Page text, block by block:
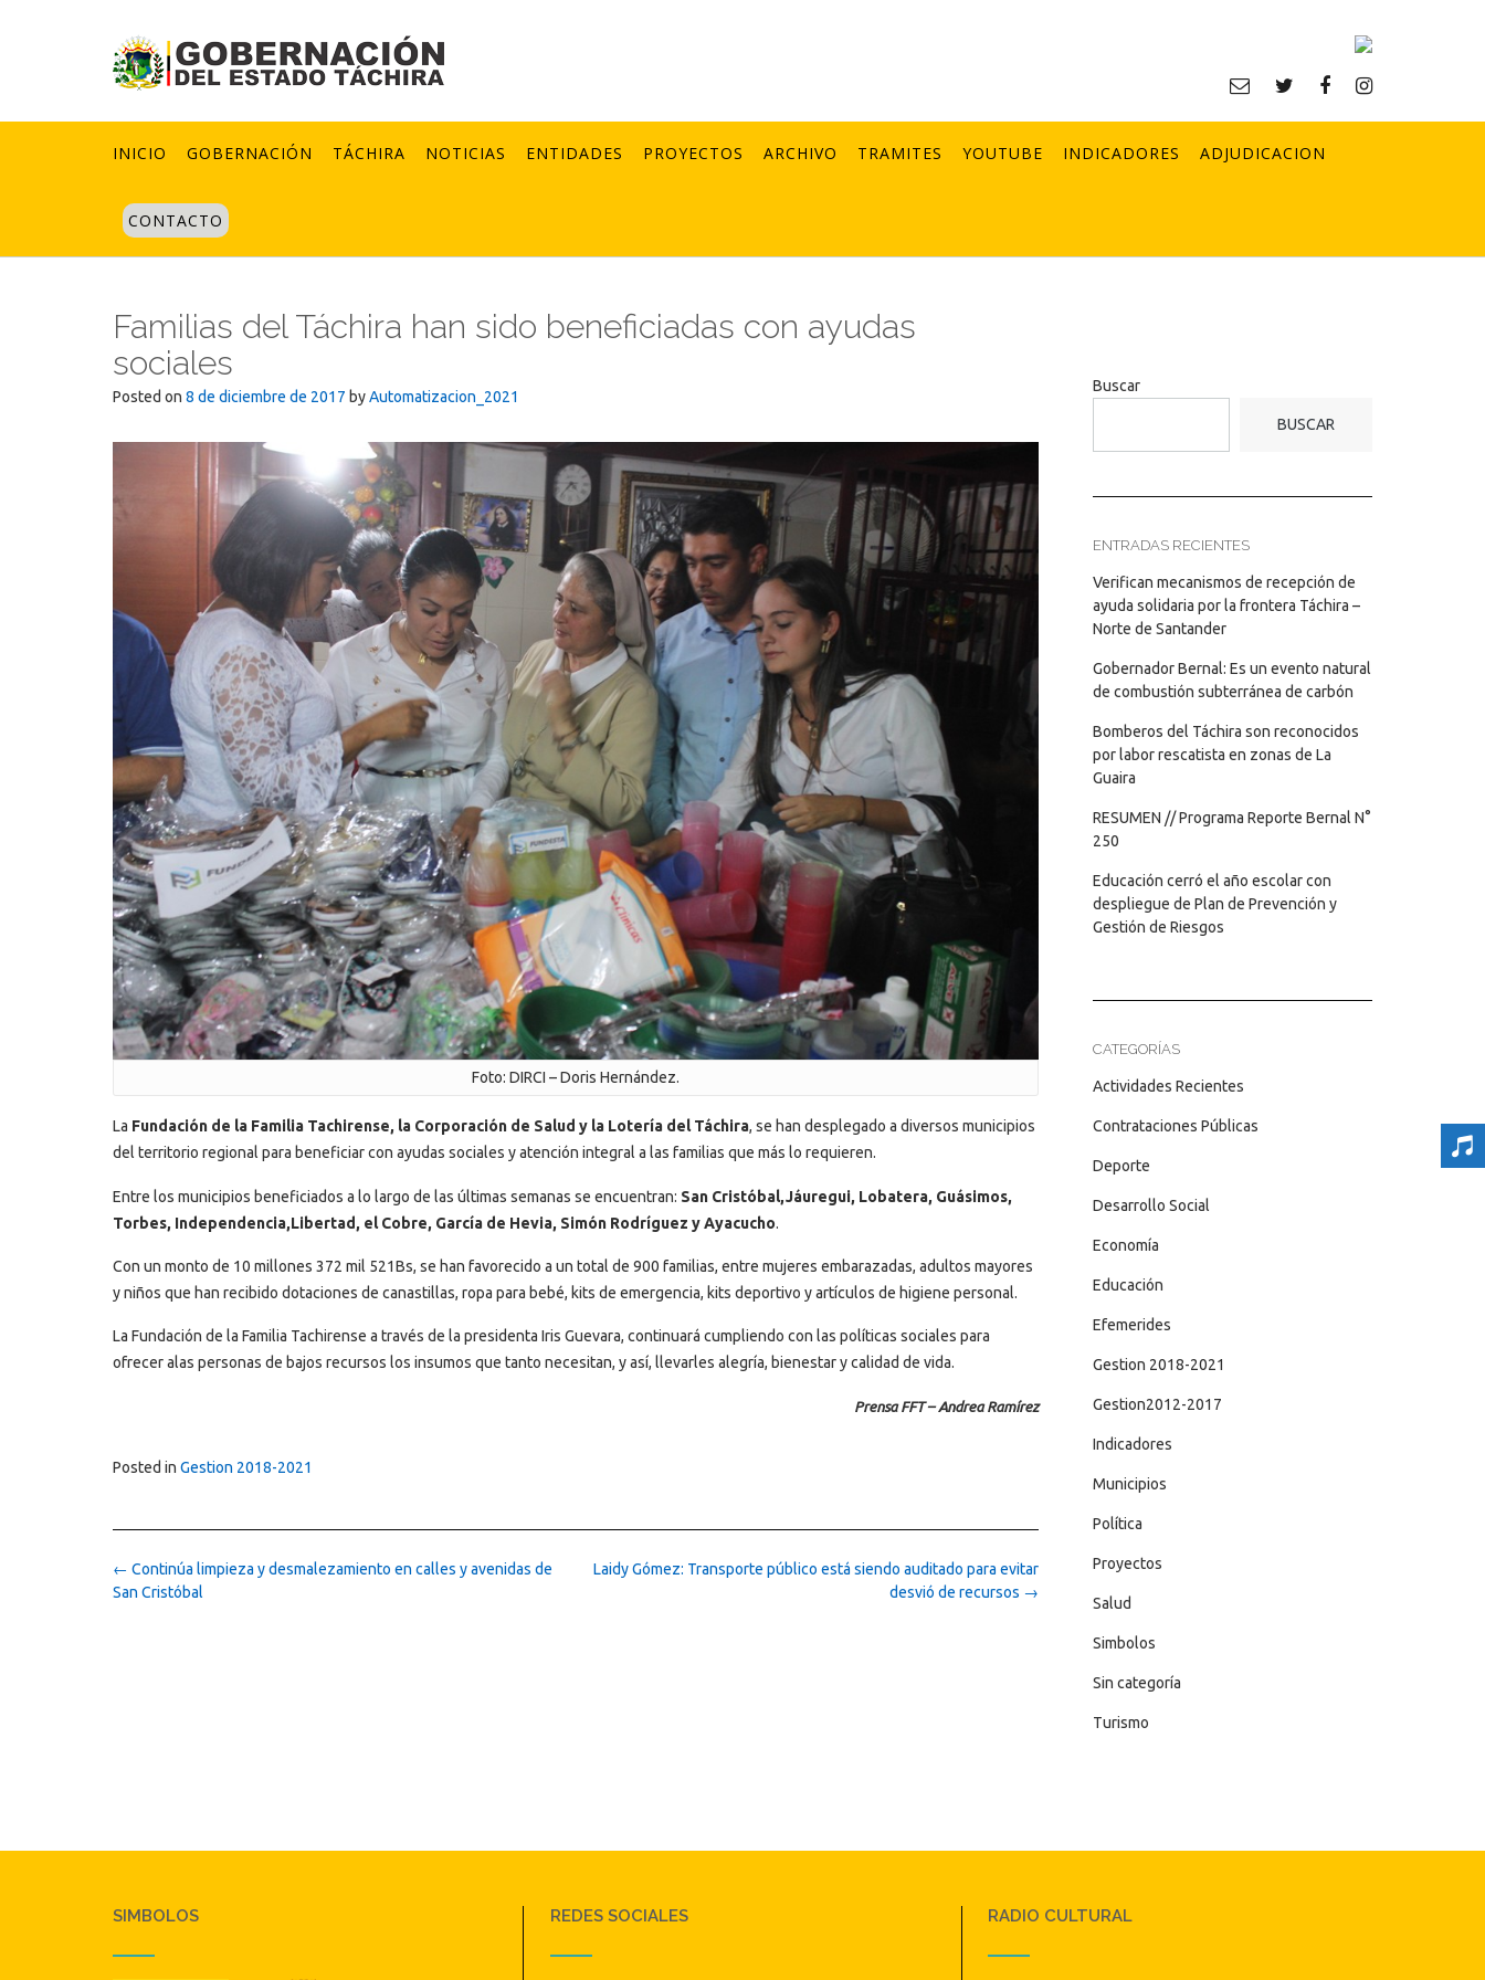
INICIO GOBERNACIÓN TÁCHIRA NOTICIAS ENTIDADES PROYECTOS ARCHIVO TRAMITES YOUTUBE INDICADORES ADJUDICACION
CONTACTO
Familias del Táchira han sido beneficiadas con ayudas
sociales
Posted on 8 de diciembre de 2017 byAutomatizacion_2021
Foto: DIRCI – Doris Hernández.
La Fundación de la Familia Tachirense, la Corporación de Salud y la Lotería del Táchira, se han desplegado a diversos municipios
del territorio regional para beneficiar con ayudas sociales y atención integral a las familias que más lo requieren.
Entre los municipios beneficiados a lo largo de las últimas semanas se encuentran: San Cristóbal,Jáuregui, Lobatera, Guásimos,
Torbes, Independencia,Libertad, el Cobre, García de Hevia, Simón Rodríguez y Ayacucho.
Con un monto de 10 millones 372 mil 521Bs, se han favorecido a un total de 900 familias, entre mujeres embarazadas, adultos mayores
y niños que han recibido dotaciones de canastillas, ropa para bebé, kits de emergencia, kits deportivo y artículos de higiene personal.
La Fundación de la Familia Tachirense a través de la presidenta Iris Guevara, continuará cumpliendo con las políticas sociales para
ofrecer alas personas de bajos recursos los insumos que tanto necesitan, y así, llevarles alegría, bienestar y calidad de vida.
Prensa FFT – Andrea Ramírez
Posted in Gestion 2018-2021
Post
navigation
Laidy Gómez: Transporte público está siendo auditado para evitar
desvió de recursos →
← Continúa limpieza y desmalezamiento en calles y avenidas de
San Cristóbal
Buscar
BUSCAR
ENTRADAS RECIENTES
Verifican mecanismos de recepción de
ayuda solidaria por la frontera Táchira –
Norte de Santander
Gobernador Bernal: Es un evento natural
de combustión subterránea de carbón
Bomberos del Táchira son reconocidos
por labor rescatista en zonas de La
Guaira
RESUMEN // Programa Reporte Bernal N°
250
Educación cerró el año escolar con
despliegue de Plan de Prevención y
Gestión de Riesgos
CATEGORÍAS
Actividades Recientes
Contrataciones Públicas
Deporte
Desarrollo Social
Economía
Educación
Efemerides
Gestion 2018-2021
Gestion2012-2017
Indicadores
Municipios
Política
Proyectos
Salud
Simbolos
Sin categoría
Turismo
SIMBOLOS REDES SOCIALES RADIO CULTURAL